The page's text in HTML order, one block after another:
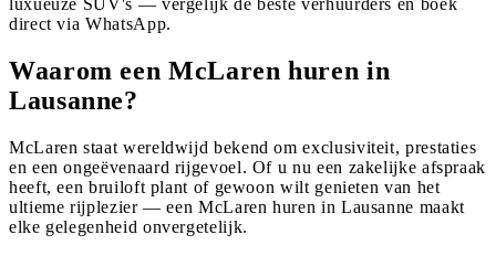
luxueuze SUV's — vergelijk de beste verhuurders en boek
direct via WhatsApp.
Waarom een McLaren huren in
Lausanne?
McLaren staat wereldwijd bekend om exclusiviteit, prestaties
en een ongeëvenaard rijgevoel. Of u nu een zakelijke afspraak
heeft, een bruiloft plant of gewoon wilt genieten van het
ultieme rijplezier — een McLaren huren in Lausanne maakt
elke gelegenheid onvergetelijk.